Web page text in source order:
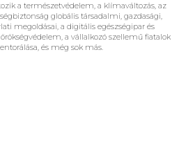
a természetvédelem, a klímaváltozás, az
globális társadalmi, gazdasági,
megoldásai, a digitális egészségipar és
a vállalkozó szellemű fiatalok
és még sok más.